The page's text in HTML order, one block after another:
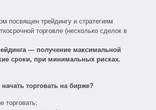
посвящен трейдингу и стратегиям
торговле (несколько сделок в
— получение максимальной
сроки, при минимальных рисках.
торговать на бирже?
торговать;